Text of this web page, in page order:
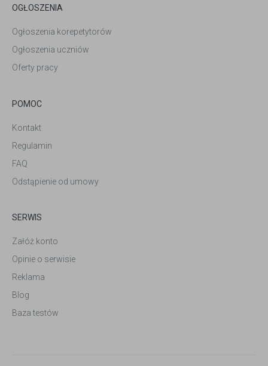
OGŁOSZENIA
Ogłoszenia korepetytorów
Ogłoszenia uczniów
Oferty pracy
POMOC
Kontakt
Regulamin
FAQ
Odstąpienie od umowy
SERWIS
Załóż konto
Opinie o serwisie
Reklama
Blog
Baza testów